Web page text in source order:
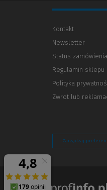
Kontakt
Newsletter
Status zamówienia
Regulamin sklepu
Polityka
Zwrot lub
Zarządzaj